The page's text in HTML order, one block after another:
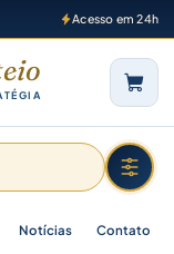
Acesso em 24h
Notícias Contato